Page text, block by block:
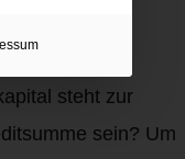
steht zur
sein? Um